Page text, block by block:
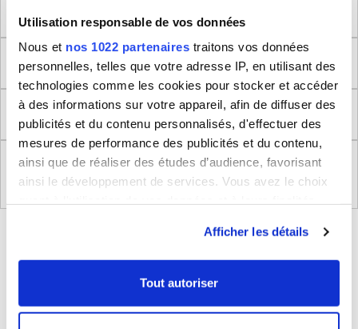
Utilisation responsable de vos données
Nous et nos 1022 partenaires traitons vos données
personnelles, telles que votre adresse IP, en utilisant des
technologies comme les cookies pour stocker et accéder
à des informations sur votre appareil, afin de diffuser des
publicités et du contenu personnalisés, d'effectuer des
mesures de performance des publicités et du contenu,
ainsi que de réaliser des études d’audience, favorisant
ainsi le développement de services. Vous avez le choix
tout moment en consultant la Déclaration relative aux
cookies ou en cliquant sur l'icône de confidentialité.
Afficher les détails
Tout autoriser
Dimensions produit
Retour
Règlement (UE) 2023/988 relatifs à la Sécurité
Générale des Produits
BLEUCERISE VOUS CONSEILLE